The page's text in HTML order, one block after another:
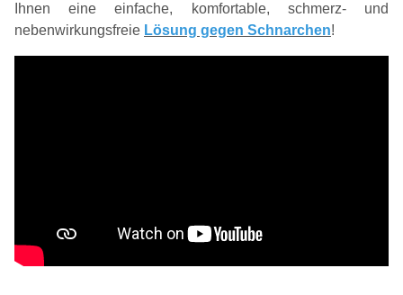
Ihnen eine einfache, komfortable, schmerz- und
nebenwirkungsfreie Lösung gegen Schnarchen!